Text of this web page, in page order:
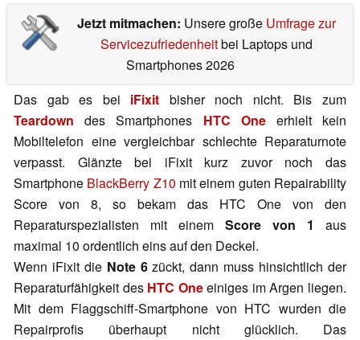
Jetzt mitmachen: Unsere große Umfrage zur
Servicezufriedenheitbei Laptops und
Smartphones 2026
Das gab es bei iFixit bisher noch nicht. Bis zum
Teardown des Smartphones HTC Oneerhielt kein
Mobiltelefon eine vergleichbar schlechte Reparaturnote
verpasst. Glänzte bei iFixit kurz zuvor noch das
Smartphone BlackBerry Z10 mit einem guten Repairability
Score von 8, so bekam das HTC One von den
Reparaturspezialisten mit einem Score von 1
aus
maximal 10 ordentlich eins auf den Deckel.
Wenn iFixit die Note 6zückt, dann muss hinsichtlich der
Reparaturfähigkeit des HTC Oneeiniges im Argen liegen.
Mit dem Flaggschiff-Smartphone von HTC wurden die
Repairprofis überhaupt nicht glücklich. Das